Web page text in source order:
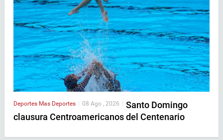
Deportes Mas Deportes | 08 Ago , 2026 | Santo Domingo
clausura Centroamericanos del Centenario